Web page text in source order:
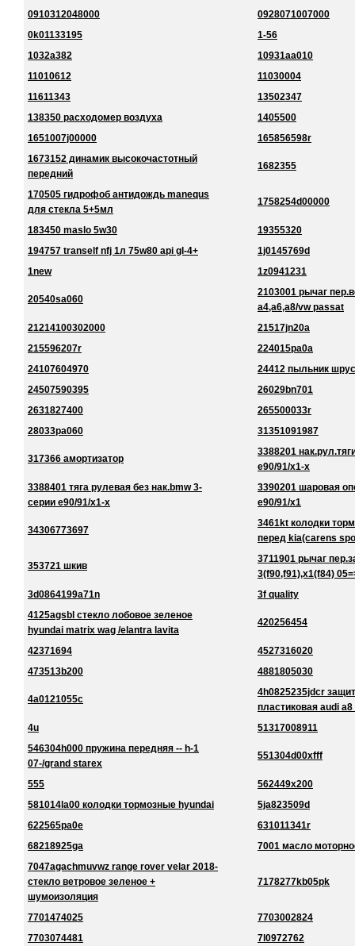
0910312048000
0928071007000
0k01133195
1-56
1032a382
10931aa010
11010612
11030004
11611343
13502347
138350 расходомер воздуха
1405500
1651007j00000
165856598r
1673152 динамик высокочастотный
передний
1682355
170505 гидрофоб антидождь manequs
для стекла 5+5мл
1758254d00000
183450 maslo 5w30
19355320
194757 tranself nfj 1л 75w80 api gl-4+
1j0145769d
1new
1z0941231
20540sa060
2103001 рычаг
a4,a6,a8/vw passat
21214100302000
21517jn20a
215596207r
224015pa0a
24107604970
24412 пыльник
24507590395
26029bn701
2631827400
265500033r
28033pa060
31351091987
317366 амортизатор
3388201
e90/91/x1-x
3388401 тяга рулевая без нак.bmw 3-
серии e90/91/x1-x
3390201 шаровая
e90/91/x1
34306773697
3461kt колодки
перед kia(carens
353721 шкив
3711901 рычаг
3(f90,f91),x1(f84)
3d0864199a71n
3f quality
4125agsbl стекло лобовое зеленое
hyundai matrix wag /elantra lavita
420256454
42371694
4527316020
473513b200
4881805030
4a0121055c
4h0825235jdcr
пластиковая audi
4u
51317008911
546304h000 пружина передняя -- h-1
07-/grand starex
551304d00xfff
555
562449x200
581014la00 колодки тормозные hyundai
5ja823509d
622565pa0e
631011341r
68218925ga
7001 масло
7047agachmuvwz range rover velar 2018-
стекло ветровое зеленое +
шумоизоляция
7178277kb05pk
7701474025
7703002824
7703074481
7l0972762